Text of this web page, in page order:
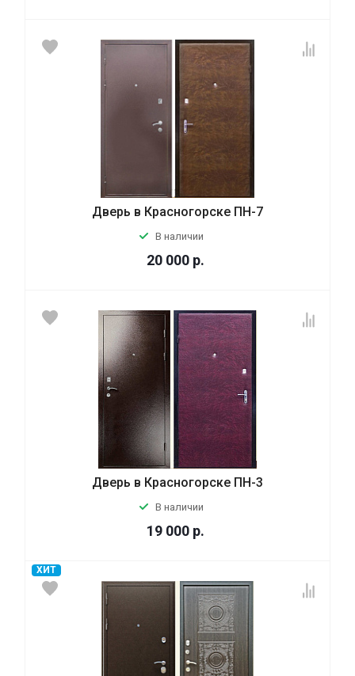
Дверь в Красногорске ПН-7
В наличии
20 000 р.
Дверь в Красногорске ПН-3
В наличии
19 000 р.
ХИТ